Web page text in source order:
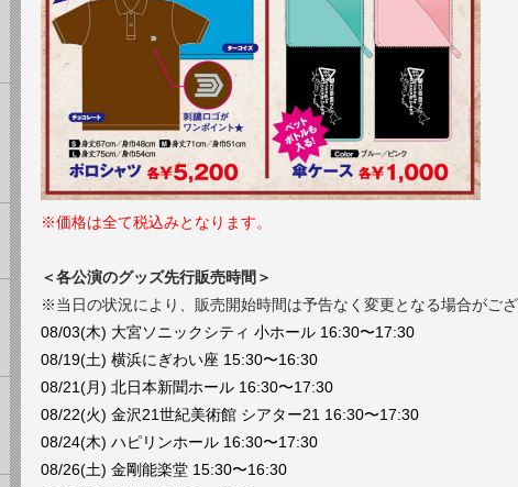
※価格は全て税込みとなります。
＜各公演のグッズ先行販売時間＞
※当日の状況により、販売開始時間は予告なく変更となる場合がご
08/03(木) 大宮ソニックシティ 小ホール 16:30〜17:30
08/19(土) 横浜にぎわい座 15:30〜16:30
08/21(月) 北日本新聞ホール 16:30〜17:30
08/22(火) 金沢21世紀美術館 シアター21 16:30〜17:30
08/24(木) ハピリンホール 16:30〜17:30
08/26(土) 金剛能楽堂 15:30〜16:30